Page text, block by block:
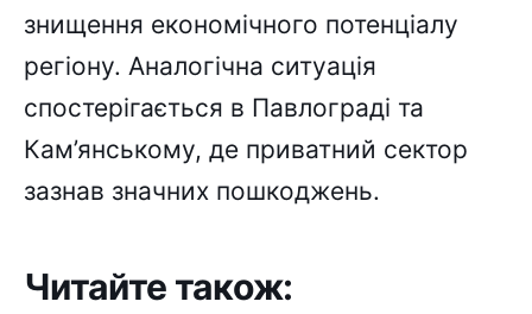
знищення економічного потенціалу
регіону. Аналогічна ситуація
спостерігається в Павлограді та
Кам’янському, де приватний сектор
зазнав значних пошкоджень.
Читайте також: